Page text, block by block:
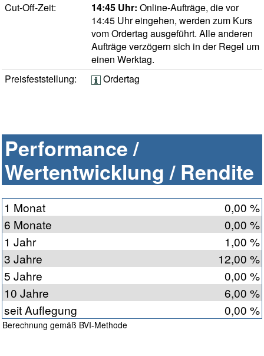
Cut-Off-Zeit:
14:45 Uhr: Online-Aufträge, die vor
14:45 Uhr eingehen, werden zum Kurs
vom Ordertag ausgeführt. Alle anderen
Aufträge verzögern sich in der Regel um
einen Werktag.
Preisfeststellung:
Ordertag
Performance /
Wertentwicklung / Rendite
1 Monat
0,00 %
6 Monate
0,00 %
1 Jahr
1,00 %
3 Jahre
12,00 %
5 Jahre
0,00 %
10 Jahre
6,00 %
seit Auflegung
0,00 %
Berechnung gemäß BVI-Methode